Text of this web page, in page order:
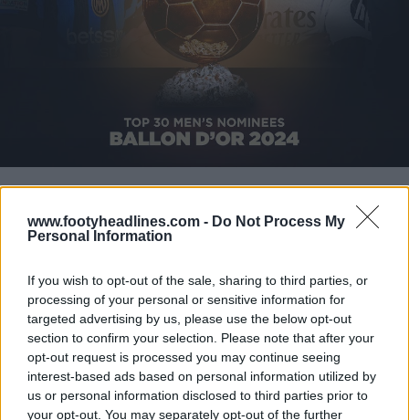
www.footyheadlines.com - Do Not Process My
Personal Information
If you wish to opt-out of the sale, sharing to third parties, or
processing of your personal or sensitive information for
targeted advertising by us, please use the below opt-out
section to confirm your selection. Please note that after your
opt-out request is processed you may continue seeing
interest-based ads based on personal information utilized by
us or personal information disclosed to third parties prior to
your opt-out. You may separately opt-out of the further